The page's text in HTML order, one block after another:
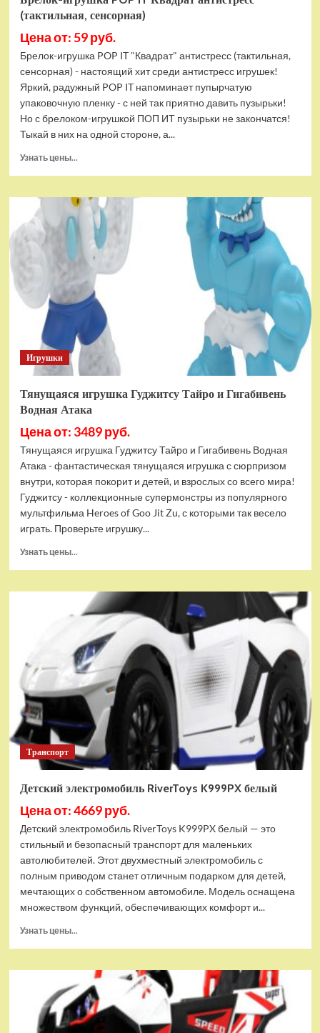
(тактильная, сенсорная)
Цена от: 59 руб.
Брелок-игрушка POP IT "Квадрат" антистресс (тактильная,
сенсорная) - настоящий хит среди антистресс игрушек!
Яркий, радужный POP IT напоминает пупырчатую
упаковочную пленку - с ней так приятно давить пузырьки!
Но с брелоком-игрушкой ПОП ИТ пузырьки не закончатся!
Тыкай в них на одной стороне, а...
Узнать цены...
Брелок-
игрушка
POP
Квадрат
антистресс
(тактильная,
сенсорная)
Игрушки
Тянущаяся игрушка Гуджитсу Тайро и Гигабивень
Водная Атака
Цена от: 3489 руб.
Тянущаяся игрушка Гуджитсу Тайро и Гигабивень Водная
Атака - фантастическая тянущаяся игрушка с сюрпризом
внутри, которая покорит и детей, и взрослых со всего мира!
Гуджитсу - коллекционные супермонстры из популярного
мультфильма Heroes of Goo Jit Zu, с которыми так весело
играть. Проверьте игрушку...
Узнать цены...
Тянущаяся
игрушка
Гуджитсу
и
Гигабивень
Водная
Атака
Транспорт
Детский электромобиль RiverToys K999PX белый
Цена от: 4669 руб.
Детский электромобиль RiverToys K999PX белый — это
стильный и безопасный транспорт для маленьких
автолюбителей. Этот двухместный электромобиль с
полным приводом станет отличным подарком для детей,
мечтающих о собственном автомобиле. Модель оснащена
множеством функций, обеспечивающих комфорт и...
Узнать цены...
Детский
электромобиль
RiverToys
K999PX
белый